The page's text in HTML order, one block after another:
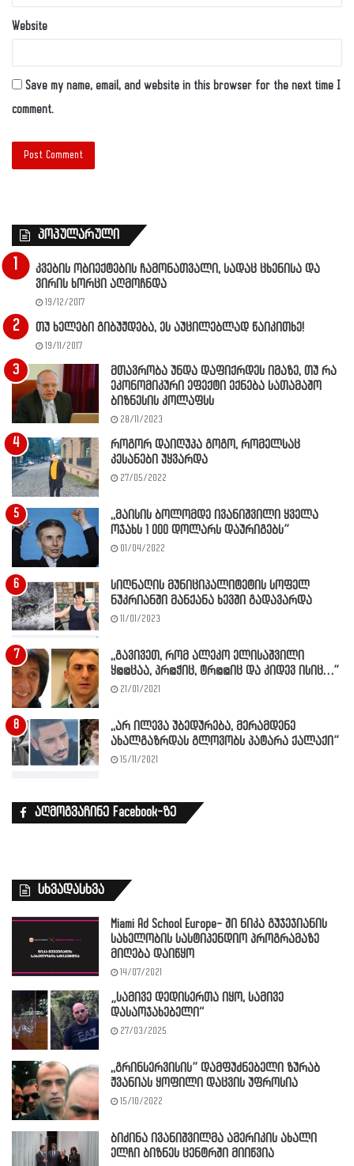
Website
Save my name, email, and website in this browser for the next time I
comment.
პოპულარული
კვების ობიექტების ჩამონათვალი, სადაც ცხენისა და
ვირის ხორცი აღმოჩნდა
19/12/2017
თუ ხელები გიბუჟდება, ეს აუცილებლად წაიკითხე!
19/11/2017
მთავრობა უნდა დაფიქრდეს იმაზე, თუ რა
ეკონომიკური ეფექტი ექნება სათამაშო
ბიზნესის კოლაფსს
28/11/2023
როგორ დაიღუპა გოგო, რომელსაც
კესანები უყვარდა
27/05/2022
,,მაისის ბოლომდე ივანიშვილი ყველა
ოჯახს 1 000 დოლარს დაურიგებს”
01/04/2022
სიღნაღის მუნიციპალიტეტის სოფელ
ნუკრიანში მანქანა ხევში გადავარდა
11/01/2023
,,გავივეთ, რომ ალეკო ელისაშვილი
ყ@@ცაა, პრ@ჭიც, ტრ@@იც და კიდევ ისიც…”
21/01/2021
,,არ ილევა უბედურება, მერამდენე
ახალგაზრდას გლოვობს პატარა ქალაქი”
15/11/2021
აღმოგვაჩინე Facebook-ზე
სხვადასხვა
Miami Ad School Europe- ში ნიკა გუჯეჯიანის
სახელობის სასტიპენდიო პროგრამაზე
მიღება დაიწყო
14/07/2021
„სამივე დედისერთა იყო, სამივე
დასაოჯახებელი“
27/03/2025
,,გრინსერვისის” დამფუძნებელი ზურაბ
ჟვანიას ყოფილი დაცვის უფროსია
15/10/2022
ბიძინა ივანიშვილმა ამერიკის ახალი
ელჩი ბიზნეს ცენტრში მიიწვია